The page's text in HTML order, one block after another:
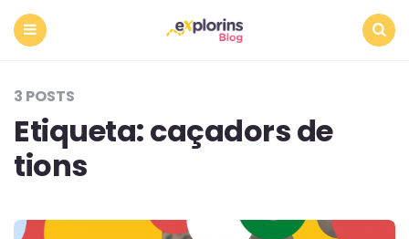
3 POSTS
Etiqueta:caçadors de
tions